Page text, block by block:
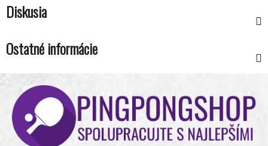
Diskusia
Ostatné informácie
Z